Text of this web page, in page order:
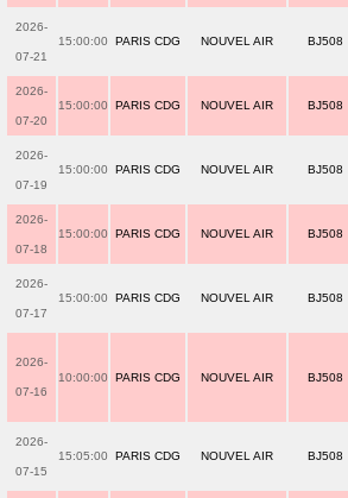
2026-
07-21
15:00:00 PARIS CDG NOUVEL AIR BJ508
2026-
07-20
15:00:00 PARIS CDG NOUVEL AIR BJ508
2026-
07-19
15:00:00 PARIS CDG NOUVEL AIR BJ508
2026-
07-18
15:00:00 PARIS CDG NOUVEL AIR BJ508
2026-
07-17
15:00:00 PARIS CDG NOUVEL AIR BJ508
2026-
07-16
10:00:00 PARIS CDG NOUVEL AIR BJ508
2026-
07-15
15:05:00 PARIS CDG NOUVEL AIR BJ508